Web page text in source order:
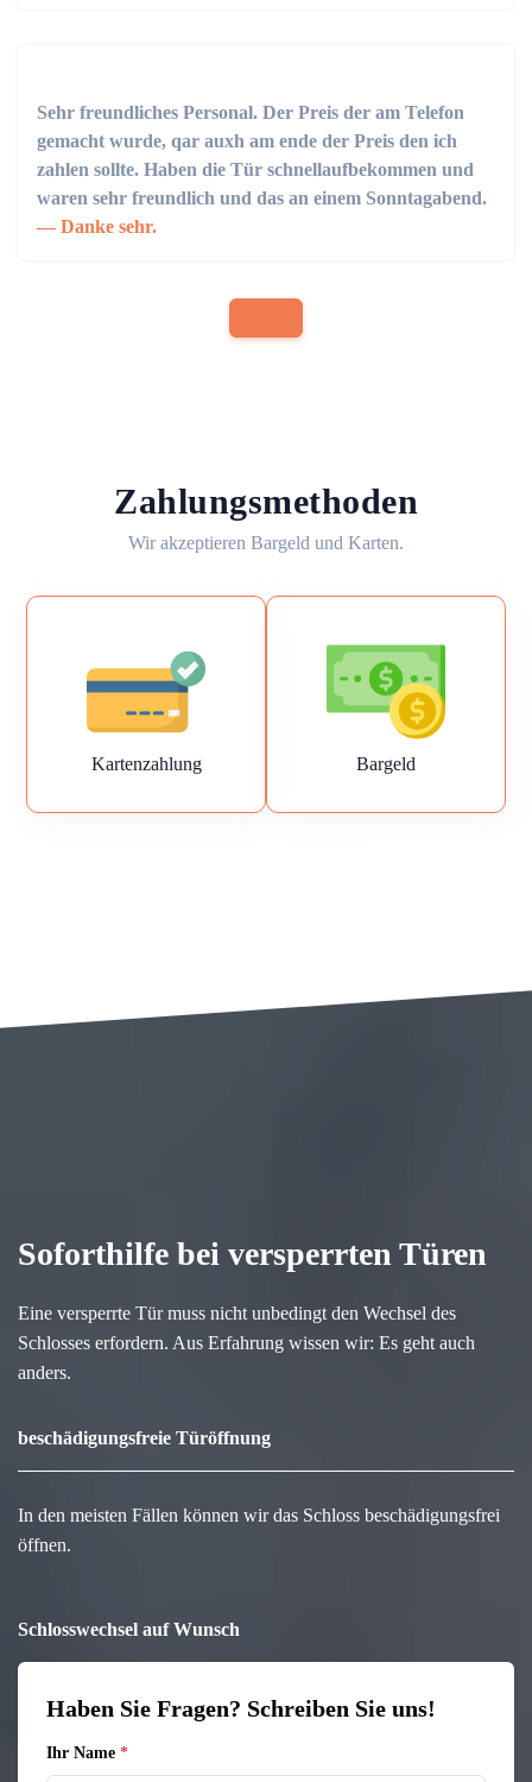
Sehr freundliches Personal. Der Preis der am Telefon
gemacht wurde, qar auxh am ende der Preis den ich
zahlen sollte. Haben die Tür schnellaufbekommen und
waren sehr freundlich und das an einem Sonntagabend.
Danke sehr.
Zahlungsmethoden
Wir akzeptieren Bargeld und Karten.
Kartenzahlung Bargeld
Soforthilfe bei versperrten Türen
Eine versperrte Tür muss nicht unbedingt den Wechsel des
Schlosses erfordern. Aus Erfahrung wissen wir: Es geht auch
anders.
beschädigungsfreie Türöffnung
In den meisten Fällen können wir das Schloss beschädigungsfrei
öffnen.
Schlosswechsel auf Wunsch
Haben Sie Fragen? Schreiben Sie uns!
Ihr Name